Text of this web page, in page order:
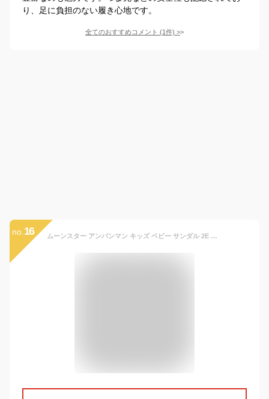
り、足に負担のない履き心地です。
全てのおすすめコメント (1件) >
no. 16 ムーンスター アンパンマン キッズ ベビー サンダル 2E 軽量 ベルクロ マジックテープ 履きやすい 歩きやすい かわいい APM B47 スポーツサンダル スポサン 男の子 女の子 子供靴 シューズ 靴【2305】送料無料